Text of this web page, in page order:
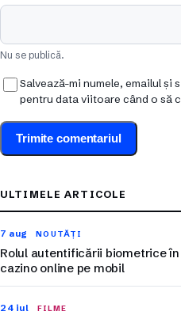
Nu se publică.
Salvează-mi numele, emailul
pentru data viitoare când o să
ULTIMELE ARTICOLE
7 aug NOUTĂȚI
Rolul autentificării biometrice
cazino online pe mobil
24 iul FILME